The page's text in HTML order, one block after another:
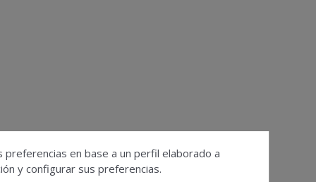
en base a un perfil elaborado a
y configurar sus preferencias.